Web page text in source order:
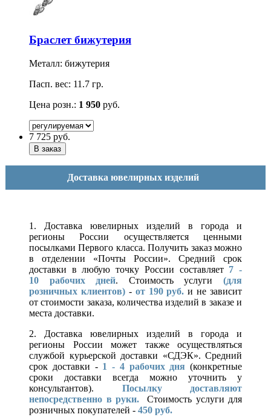
Браслет бижутерия
Металл: бижутерия
Пасп. вес: 11.7 гр.
Цена розн.: 1 950 руб.
7 725 руб.
Доставка ювелирных изделий
1. Доставка ювелирных изделий в города и
регионы России осуществляется ценными
посылками Первого класса. Получить заказ можно
в отделении «Почты России». Средний срок
доставки в любую точку России составляет 7 -
10 рабочих дней. Стоимость услуги(для
розничных клиентов)- от 190 руб. и не зависит
от стоимости заказа, количества изделий в заказе и
места доставки.
2. Доставка ювелирных изделий в города и
регионы России может также осуществляться
службой курьерской доставки «СДЭК». Средний
срок доставки - 1 - 4 рабочих дня (конкретные
сроки доставки всегда можно уточнить у
консультантов). Посылку доставляют
непосредственно в руки.
Стоимость услуги для
розничных покупателей - 450 руб.